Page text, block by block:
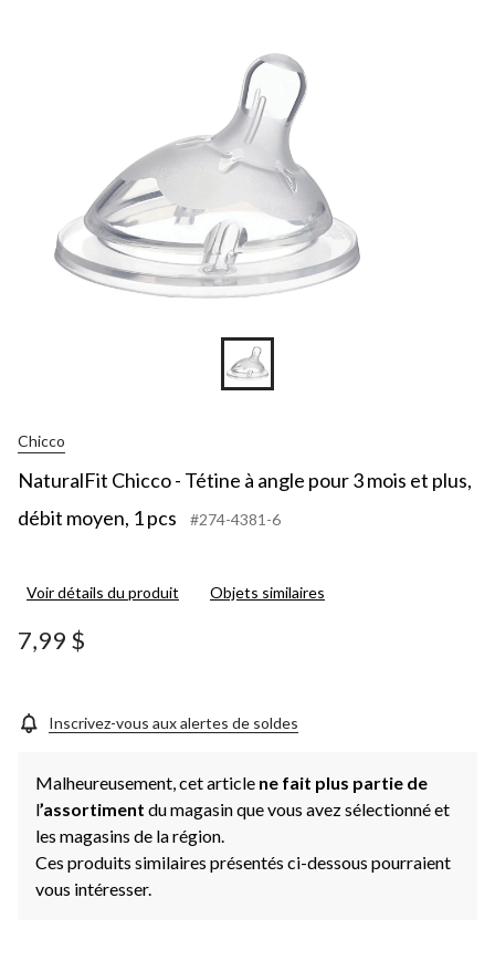
Chicco
NaturalFit Chicco - Tétine à angle pour 3 mois et plus,
débit moyen, 1 pcs
#274-4381-6
Voir détails du produit Objets similaires
7,99 $
Inscrivez-vous aux alertes de soldes
Malheureusement, cet article ne fait plus partie de
l’assortiment du magasin que vous avez sélectionné et
les magasins de la région.
Ces produits similaires présentés ci-dessous pourraient
vous intéresser.